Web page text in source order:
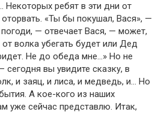
ребят в эти дни от
«Ты бы покушал, Вася», —
— отвечает Вася, — может,
волка убегать будет или Дед
Не до обеда мне…» Но не
сегодня вы увидите сказку, в
и заяц, и лиса, и медведь, и… Но
А кое-кого из наших
уже сейчас представлю. Итак,